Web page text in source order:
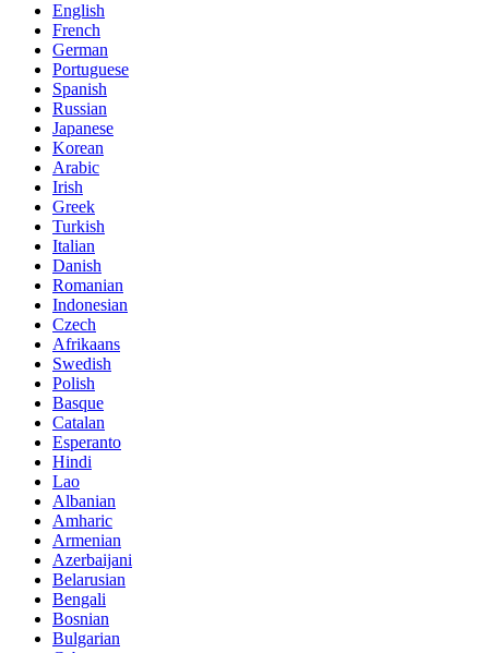
English
French
German
Portuguese
Spanish
Russian
Japanese
Korean
Arabic
Irish
Greek
Turkish
Italian
Danish
Romanian
Indonesian
Czech
Afrikaans
Swedish
Polish
Basque
Catalan
Esperanto
Hindi
Lao
Albanian
Amharic
Armenian
Azerbaijani
Belarusian
Bengali
Bosnian
Bulgarian